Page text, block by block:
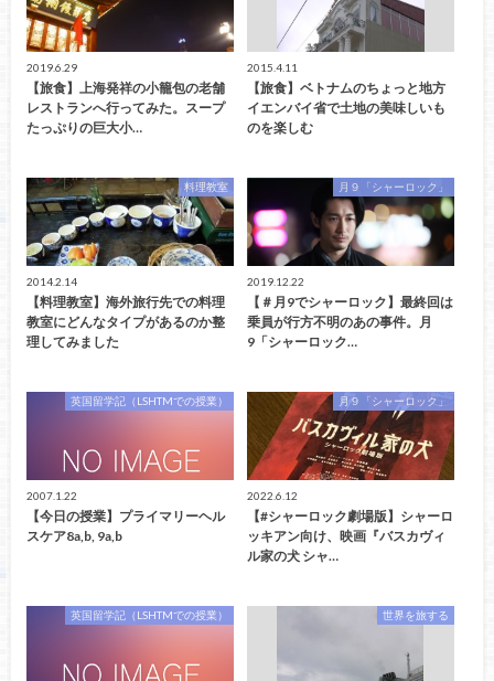
2019.6.29
【旅食】上海発祥の小籠包の老舗
レストランへ行ってみた。スープ
たっぷりの巨大小…
2015.4.11
【旅食】ベトナムのちょっと地方
イエンバイ省で土地の美味しいも
のを楽しむ
料理教室
2014.2.14
【料理教室】海外旅行先での料理
教室にどんなタイプがあるのか整
理してみました
月９「シャーロック」
2019.12.22
【＃月9でシャーロック】最終回は
乗員が行方不明のあの事件。月
9「シャーロック…
英国留学記（LSHTMでの授業）
2007.1.22
【今日の授業】プライマリーヘル
スケア8a,b, 9a,b
月９「シャーロック」
2022.6.12
【#シャーロック劇場版】シャーロ
ッキアン向け、映画『バスカヴィ
ル家の犬 シャ…
英国留学記（LSHTMでの授業） 世界を旅する